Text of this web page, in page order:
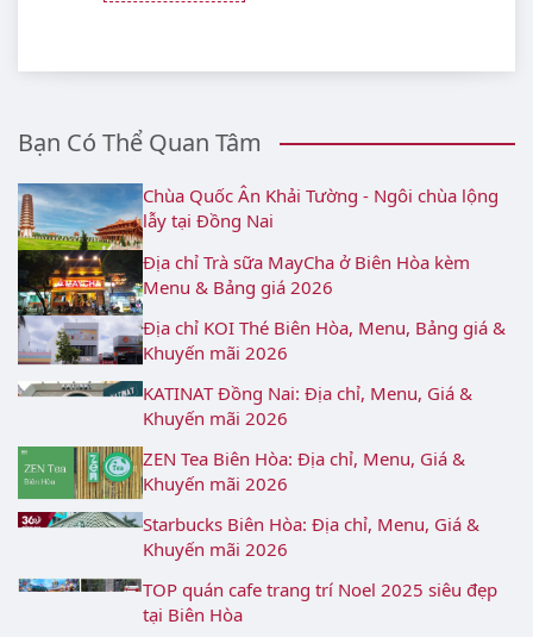
Bạn Có Thể Quan Tâm
Chùa Quốc Ân Khải Tường - Ngôi chùa lộng
lẫy tại Đồng Nai
Địa chỉ Trà sữa MayCha ở Biên Hòa kèm
Menu & Bảng giá 2026
Địa chỉ KOI Thé Biên Hòa, Menu, Bảng giá &
Khuyến mãi 2026
KATINAT Đồng Nai: Địa chỉ, Menu, Giá &
Khuyến mãi 2026
ZEN Tea Biên Hòa: Địa chỉ, Menu, Giá &
Khuyến mãi 2026
Starbucks Biên Hòa: Địa chỉ, Menu, Giá &
Khuyến mãi 2026
TOP quán cafe trang trí Noel 2025 siêu đẹp
tại Biên Hòa